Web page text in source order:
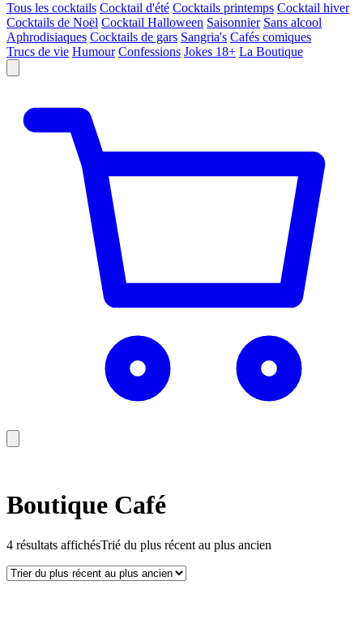
Tous les cocktails Cocktail d'été Cocktails printemps Cocktail hiver
Cocktails de Noël Cocktail Halloween Saisonnier Sans alcool
Aphrodisiaques Cocktails de gars Sangria's Cafés comiques
Trucs de vie Humour Confessions Jokes 18+ La Boutique
Boutique Café
4 résultats affichésTrié du plus récent au plus ancien